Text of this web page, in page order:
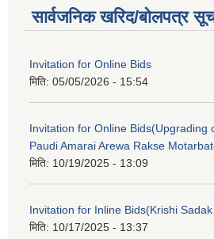
सार्वजनिक खरिद/बोलपत्र
Invitation for Online Bids
मिति: 05/05/2026 - 15:54
Invitation for Online Bids(Upgrading
Paudi Amarai Arewa Rakse
मिति: 10/19/2025 - 13:09
Invitation for Inline Bids(Krishi
मिति: 10/17/2025 - 13:37